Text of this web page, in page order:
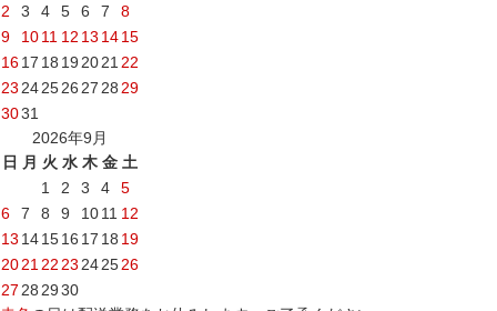
2
3 4 5 6 7
8
9
1011 12 13 1415
1617 18 19 2021 22
23 242526 27 28 29
3031
2026年9月
日
月 火 水 木 金 土
1
2 3 4
5
6
7 8 9 1011 12
13 141516 17 18 19
2021 22 23 242526
27 28 2930